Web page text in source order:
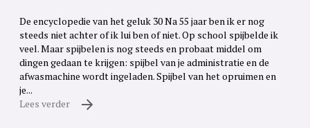
De encyclopedie van het geluk 30 Na 55 jaar ben ik er nog
steeds niet achter of ik lui ben of niet. Op school spijbelde ik
veel. Maar spijbelen is nog steeds en probaat middel om
dingen gedaan te krijgen: spijbel van je administratie en de
afwasmachine wordt ingeladen. Spijbel van het opruimen en
je...
Lees verder